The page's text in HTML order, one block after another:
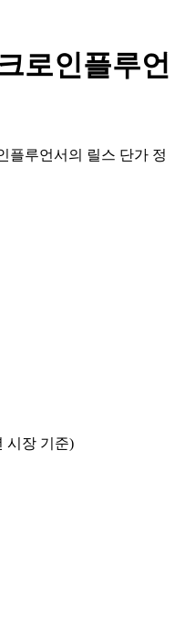
로인플루언
플루언서의 릴스 단가 정
시장 기준)